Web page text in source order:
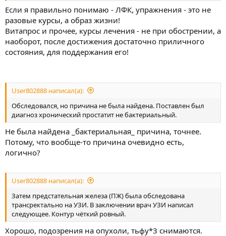
Если я правильно понимаю - ЛФК, упражнения - это не
разовые курсы, а образ жизни!
Витапрос и прочее, курсы лечения - не при обострении, а
наоборот, после достижения достаточно приличного
состояния, для поддержания его!
User802888 написал(а):
Обследовался, но причина не была найдена. Поставлен был
диагноз хронический простатит не бактериальный.
Не была найдена _бактериальная_ причина, точнее.
Потому, что вообще-то причина очевидно есть,
логично?
User802888 написал(а):
Затем предстательная железа (ПЖ) была обследована
трансректально на УЗИ. В заключении врач УЗИ написал
следующее. Контур чёткий ровный.
Хорошо, подозрения на опухоли, тьфу*3 снимаются.